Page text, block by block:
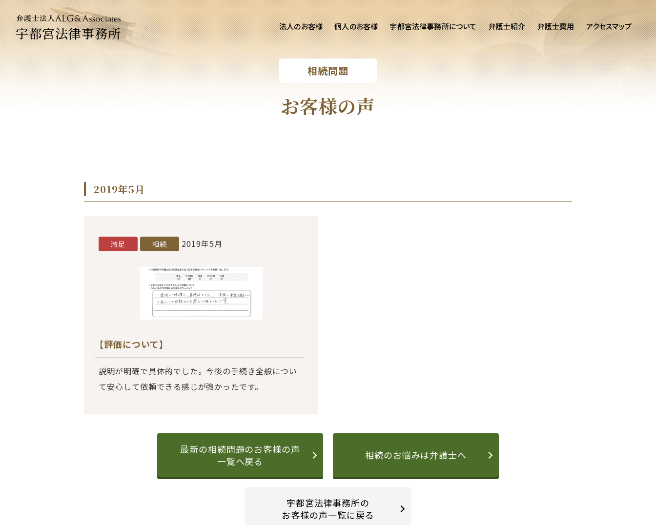
宇都宮法律事務所 法人のお客様
法人のお客様ご相談
労務専用サイト
個人のお客様
個人のお客様ご相談
医療過誤
宇都宮法律事務所について 弁護士紹介 弁護士費用 アクセスマップ
相続問題
お客様の声
2019年5月
満足 相続 2019年5月
【評価について】
説明が明確で具体的でした。今後の手続き全般につい
て安心して依頼できる感じが強かったです。
最新の相続問題のお客様の声
一覧へ戻る
相続のお悩みは弁護士へ
宇都宮法律事務所の
お客様の声一覧に戻る